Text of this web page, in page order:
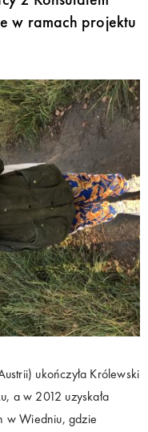
w ramach projektu
ukończyła Królewski
a w 2012 uzyskała
w Wiedniu, gdzie